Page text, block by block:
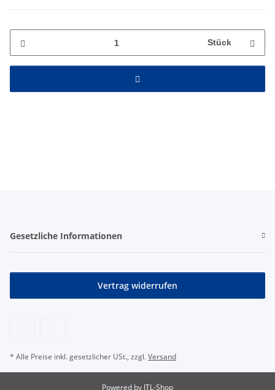
Stück
Gesetzliche Informationen
Vertrag widerrufen
* Alle Preise inkl. gesetzlicher USt., zzgl.Versand
Powered by JTL-Shop